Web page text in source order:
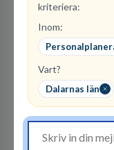
kriteriera:
Inom:
Vart?
Dalarnas län
99
Ett uppdrag
säkert. Ett
imorgon än
kollegor gör